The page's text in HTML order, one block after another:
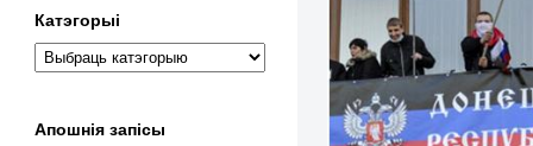
Катэгорыі
Апошнія запісы